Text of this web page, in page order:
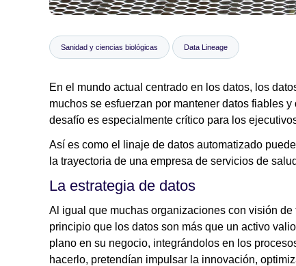
Sanidad y ciencias biológicas Data Lineage
En el mundo actual centrado en los datos, los
muchos se esfuerzan por mantener datos fiables
desafío es especialmente crítico para los
Así es como el linaje de datos automatizado
la trayectoria de una empresa de servicios de
La estrategia de datos
Al igual que muchas organizaciones con visión
principio que los datos son más que un activo
plano en su negocio, integrándolos en los
hacerlo, pretendían impulsar la innovación,